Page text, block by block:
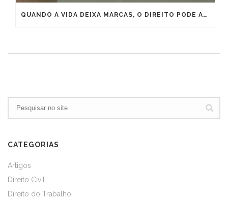
QUANDO A VIDA DEIXA MARCAS, O DIREITO PODE ANTECIPAR A APOSENTADORIA
CATEGORIAS
Artigos
Direito Civil
Direito do Trabalho